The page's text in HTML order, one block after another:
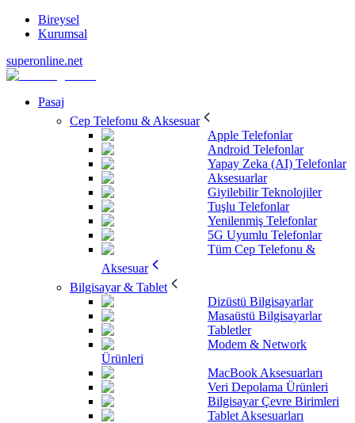
Bireysel
Kurumsal
superonline.net
Pasaj
Cep Telefonu & Aksesuar
Apple Telefonlar
Android Telefonlar
Yapay Zeka (AI) Telefonlar
Aksesuarlar
Giyilebilir Teknolojiler
Tuşlu Telefonlar
Yenilenmiş Telefonlar
5G Uyumlu Telefonlar
Tüm Cep Telefonu &
Aksesuar
Bilgisayar & Tablet
Dizüstü Bilgisayarlar
Masaüstü Bilgisayarlar
Tabletler
Modem & Network
Ürünleri
MacBook Aksesuarları
Veri Depolama Ürünleri
Bilgisayar Çevre Birimleri
Tablet Aksesuarları